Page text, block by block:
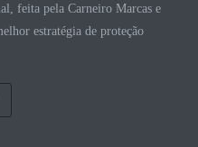
feita pela Carneiro Marcas e
estratégia de proteção